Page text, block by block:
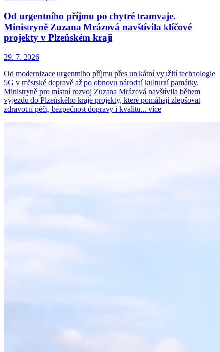
Od urgentního příjmu po chytré tramvaje.
Ministryně Zuzana Mrázová navštívila klíčové
projekty v Plzeňském kraji
29. 7. 2026
Od modernizace urgentního příjmu přes unikátní využití technologie
5G v městské dopravě až po obnovu národní kulturní památky.
Ministryně pro místní rozvoj Zuzana Mrázová navštívila během
výjezdu do Plzeňského kraje projekty, které pomáhají zlepšovat
zdravotní péči, bezpečnost dopravy i kvalitu... více